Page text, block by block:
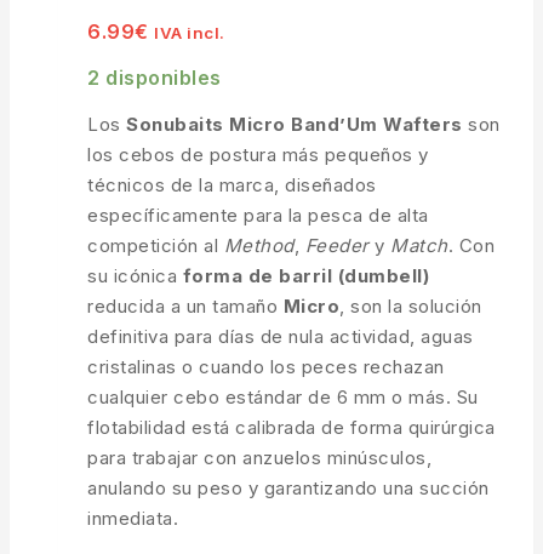
6.99€ IVA incl.
2 disponibles
Los Sonubaits Micro Band’Um Wafters son
los cebos de postura más pequeños y
técnicos de la marca, diseñados
específicamente para la pesca de alta
competición al Method, Feedery Match. Con
su icónica forma de barril (dumbell)
reducida a un tamaño Micro, son la solución
definitiva para días de nula actividad, aguas
cristalinas o cuando los peces rechazan
cualquier cebo estándar de 6 mm o más. Su
flotabilidad está calibrada de forma quirúrgica
para trabajar con anzuelos minúsculos,
anulando su peso y garantizando una succión
inmediata.